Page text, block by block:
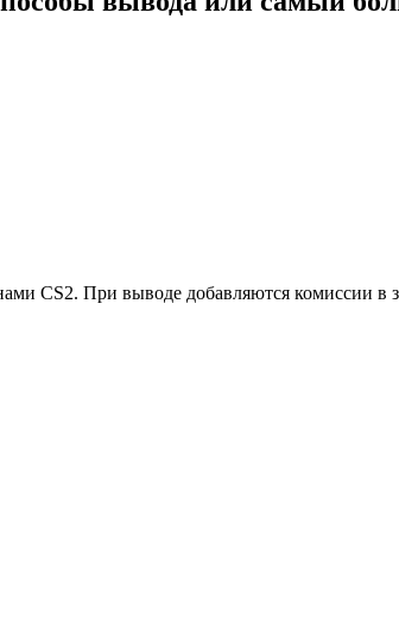
CS2. При выводе добавляются комиссии